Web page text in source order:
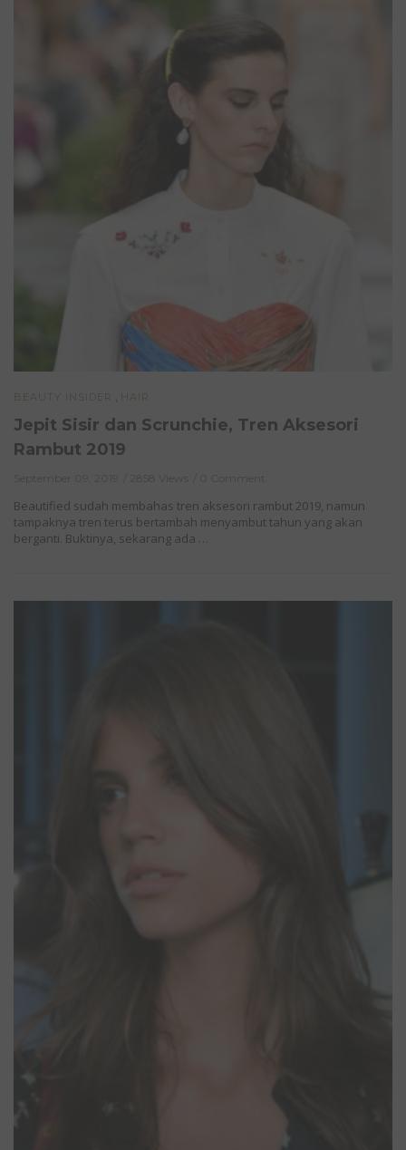
BEAUTY INSIDER HAIR
Jepit Sisir dan Scrunchie, Tren Aksesori
Rambut 2019
Beautified sudah membahas tren aksesori rambut 2019, namun
tampaknya tren terus bertambah menyambut tahun yang akan
berganti. Buktinya, sekarang ada …